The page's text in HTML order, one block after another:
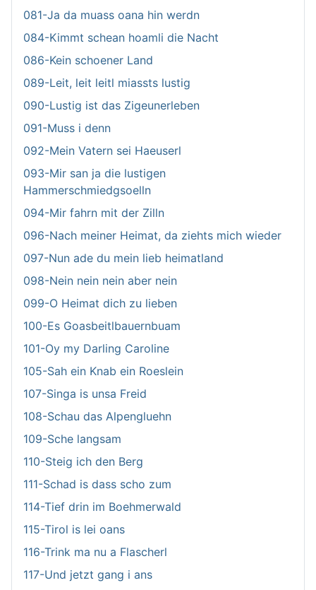
081-Ja da muass oana hin werdn
084-Kimmt schean hoamli die Nacht
086-Kein schoener Land
089-Leit, leit leitl miassts lustig
090-Lustig ist das Zigeunerleben
091-Muss i denn
092-Mein Vatern sei Haeuserl
093-Mir san ja die lustigen
Hammerschmiedgsoelln
094-Mir fahrn mit der Zilln
096-Nach meiner Heimat, da ziehts mich wieder
097-Nun ade du mein lieb heimatland
098-Nein nein nein aber nein
099-O Heimat dich zu lieben
100-Es Goasbeitlbauernbuam
101-Oy my Darling Caroline
105-Sah ein Knab ein Roeslein
107-Singa is unsa Freid
108-Schau das Alpengluehn
109-Sche langsam
110-Steig ich den Berg
111-Schad is dass scho zum
114-Tief drin im Boehmerwald
115-Tirol is lei oans
116-Trink ma nu a Flascherl
117-Und jetzt gang i ans